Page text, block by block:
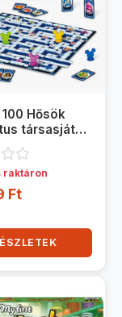
Hősök
társasjáték
raktáron
Ft